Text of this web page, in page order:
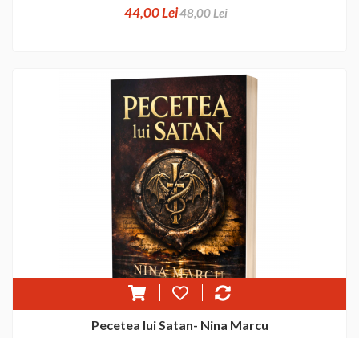
44,00 Lei48,00 Lei
Pecetea lui Satan- Nina Marcu